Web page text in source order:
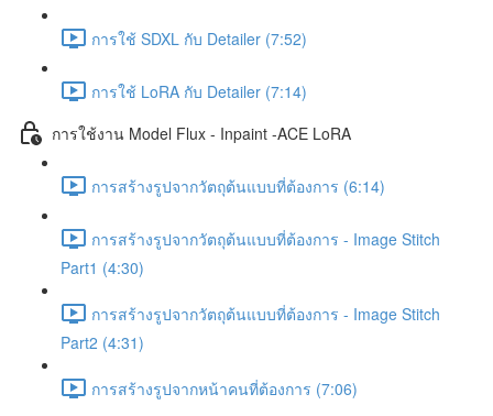
การใช้ SDXL กับ Detailer (7:52)
การใช้ LoRA กับ Detailer (7:14)
การใช้งาน Model Flux - Inpaint -ACE LoRA
การสร้างรูปจากวัตถุต้นแบบที่ต้องการ (6:14)
การสร้างรูปจากวัตถุต้นแบบที่ต้องการ - Image Stitch
Part1 (4:30)
การสร้างรูปจากวัตถุต้นแบบที่ต้องการ - Image Stitch
Part2 (4:31)
การสร้างรูปจากหน้าคนที่ต้องการ (7:06)